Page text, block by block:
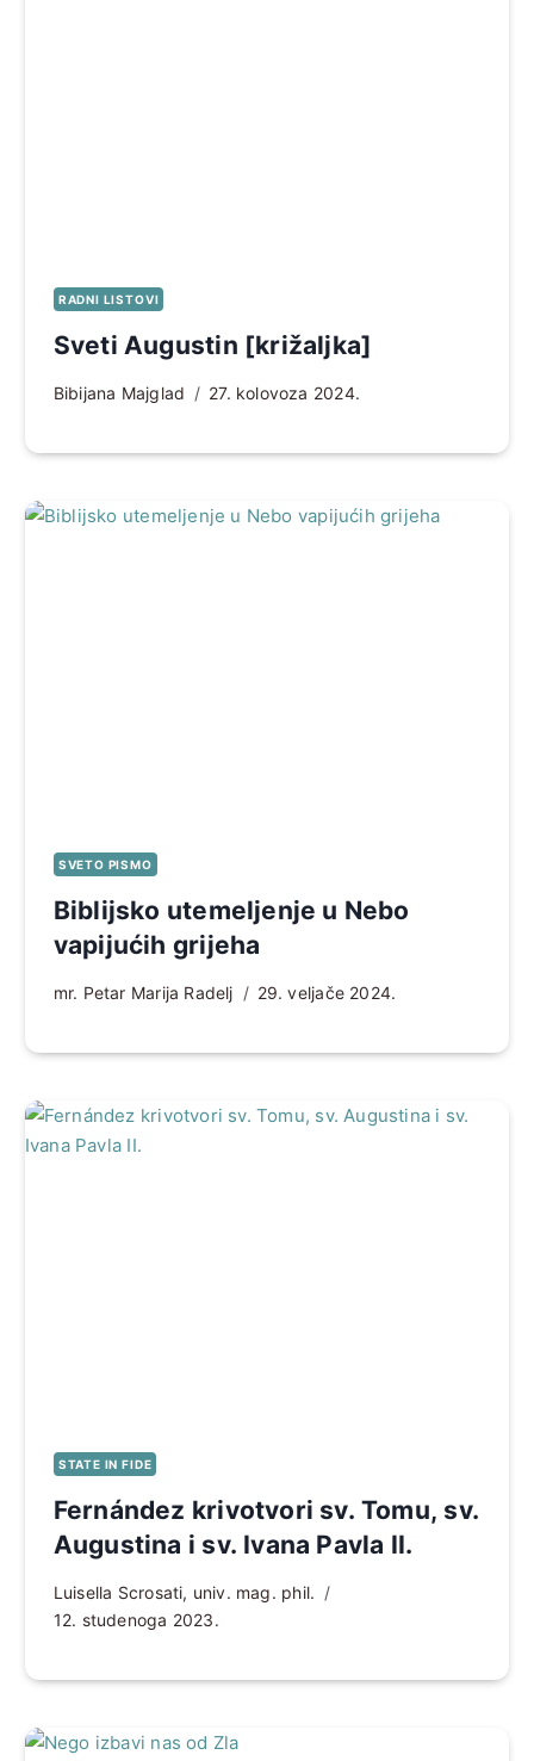
RADNI LISTOVI
Sveti Augustin [križaljka]
Bibijana Majglad 27. kolovoza 2024.
SVETO PISMO
Biblijsko utemeljenje u Nebo
vapijućih grijeha
mr. Petar Marija Radelj 29. veljače 2024.
STATE IN FIDE
Fernández krivotvori sv. Tomu, sv.
Augustina i sv. Ivana Pavla II.
Luisella Scrosati, univ. mag. phil.
12. studenoga 2023.